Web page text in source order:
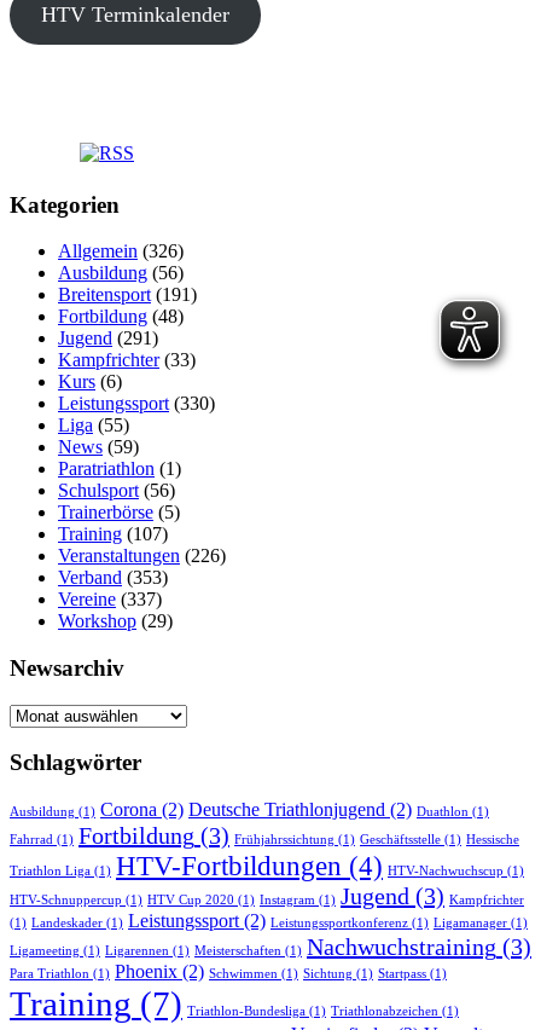
HTV Terminkalender
Kategorien
Allgemein (326)
Ausbildung (56)
Breitensport (191)
Fortbildung (48)
Jugend (291)
Kampfrichter(33)
Kurs (6)
Leistungssport (330)
Liga (55)
News (59)
Paratriathlon (1)
Schulsport (56)
Trainerbörse (5)
Training (107)
Veranstaltungen (226)
Verband (353)
Vereine (337)
Workshop (29)
Newsarchiv
Newsarchiv
Schlagwörter
Ausbildung (1) Corona (2) Deutsche Triathlonjugend (2) Duathlon (1)
Fahrrad (1) Fortbildung (3) Frühjahrssichtung (1) Geschäftsstelle (1) Hessische
Triathlon Liga (1) HTV-Fortbildungen (4) HTV-Nachwuchscup (1)
HTV-Schnuppercup (1) HTV Cup 2020 (1) Instagram (1) Jugend (3) Kampfrichter
(1) Landeskader (1) Leistungssport(2) Leistungssportkonferenz (1) Ligamanager (1)
Ligameeting (1) Ligarennen (1) Meisterschaften (1) Nachwuchstraining (3)
Para Triathlon (1) Phoenix (2) Schwimmen (1) Sichtung (1) Startpass (1)
Training (7) Triathlon-Bundesliga (1) Triathlonabzeichen (1)